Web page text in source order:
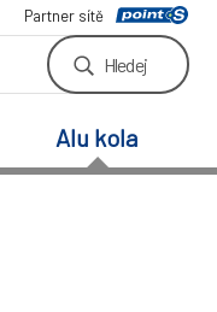
Partner sítě
Hledej
Alu kola